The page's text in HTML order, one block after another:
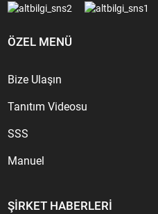
ÖZEL MENÜ
Bize Ulaşın
Tanıtım Videosu
SSS
Manuel
ŞIRKET HABERLERI